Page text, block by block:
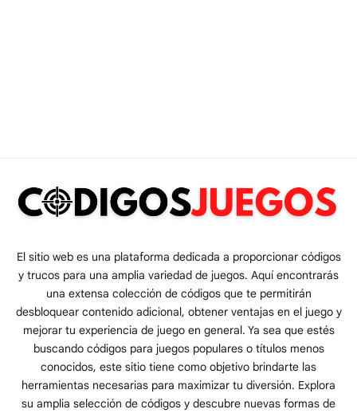
El sitio web es una plataforma dedicada a proporcionar códigos
y trucos para una amplia variedad de juegos. Aquí encontrarás
una extensa colección de códigos que te permitirán
desbloquear contenido adicional, obtener ventajas en el juego y
mejorar tu experiencia de juego en general. Ya sea que estés
buscando códigos para juegos populares o títulos menos
conocidos, este sitio tiene como objetivo brindarte las
herramientas necesarias para maximizar tu diversión. Explora
su amplia selección de códigos y descubre nuevas formas de